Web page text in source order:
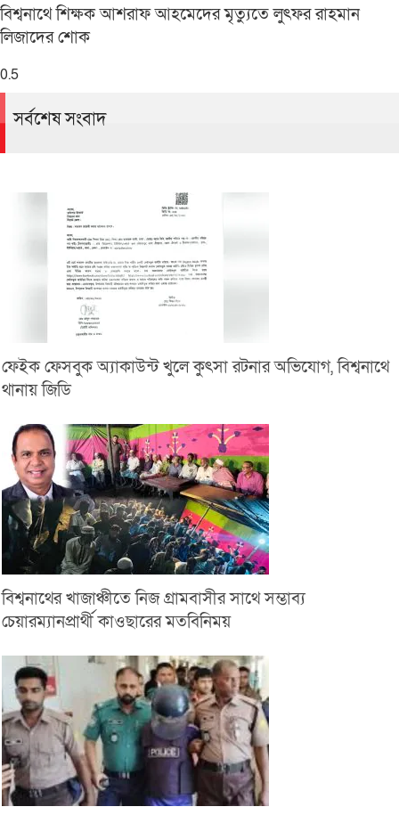
বিশ্বনাথে শিক্ষক আশরাফ আহমেদের মৃত্যুতে লুৎফর রাহমান
লিজাদের শোক
সর্বশেষ সংবাদ
ফেইক ফেসবুক অ্যাকাউন্ট খুলে কুৎসা রটনার অভিযোগ, বিশ্বনাথে
থানায় জিডি
বিশ্বনাথের খাজাঞ্চীতে নিজ গ্রামবাসীর সাথে সম্ভাব্য
চেয়ারম্যানপ্রার্থী কাওছারের মতবিনিময়